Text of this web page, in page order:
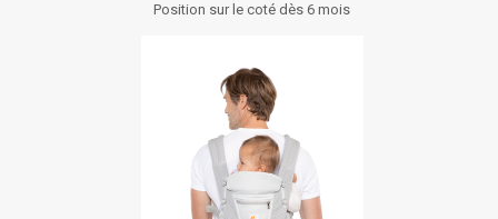
Position sur le coté dès 6 mois